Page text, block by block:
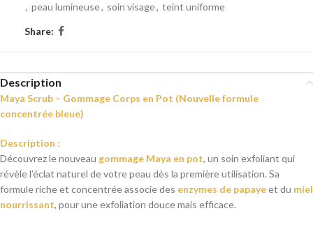
, peau lumineuse, soin visage, teint uniforme
Share:
Description
Maya Scrub – Gommage Corps en Pot (Nouvelle formule
concentrée bleue)
Description :
Découvrez le nouveau gommage Maya en pot, un soin exfoliant qui
révèle l’éclat naturel de votre peau dès la première utilisation. Sa
formule riche et concentrée associe des enzymes de papayeet du miel
nourrissant, pour une exfoliation douce mais efficace.